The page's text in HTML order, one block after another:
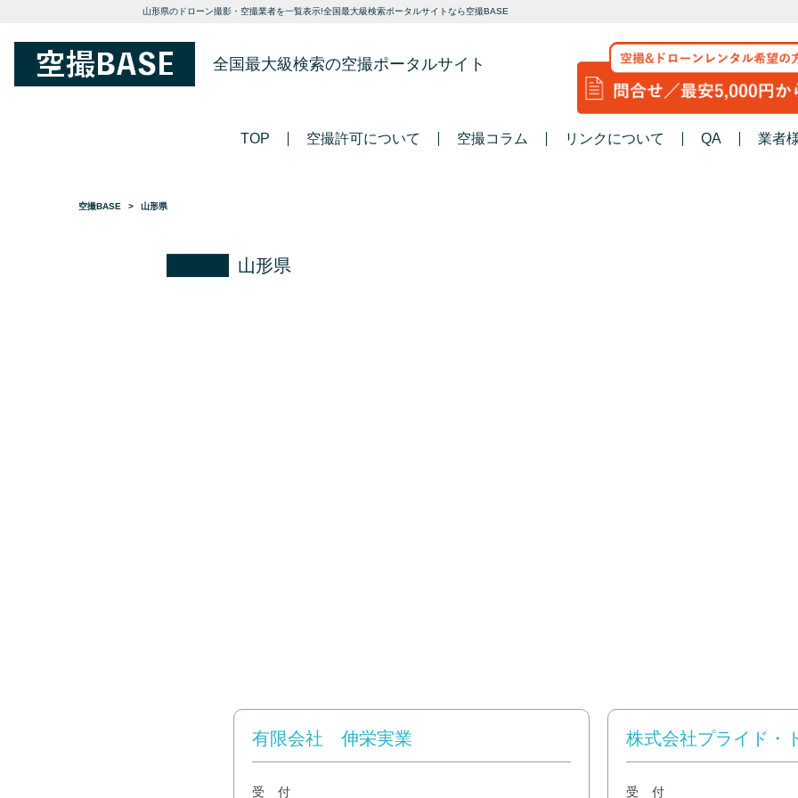
山形県のドローン撮影・空撮業者を一覧表示!全国最大級検索ポータルサイトなら空撮BASE
全国最大級検索の空撮ポータルサイト
TOP 空撮許可について 空撮コラム リンクについて QA 業者
空撮BASE 山形県
山形県
有限会社 伸栄実業
受 付
株式会社プライド・
受 付